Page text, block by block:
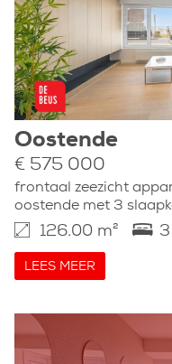
Oostende
€ 575 000
frontaal zeezicht
oostende met 3
126.00 m² 3
LEES MEER